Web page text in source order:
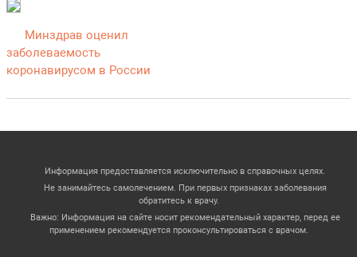
Минздрав оценил
заболеваемость
коронавирусом в России
Информация предоставляется исключительно в справочных целях.
Не занимайтесь самолечением. При первых признаках заболевания
обратитесь к врачу.
Важно: Информация на сайте носит рекомендательный характер, перед ее
применением рекомендуется проконсультироваться с врачом.